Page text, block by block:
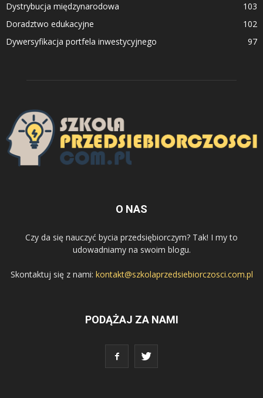
Dystrybucja międzynarodowa
103
Doradztwo edukacyjne
102
Dywersyfikacja portfela inwestycyjnego
97
O NAS
Czy da się nauczyć bycia przedsiębiorczym? Tak! I my to
udowadniamy na swoim blogu.
Skontaktuj się z nami: kontakt@szkolaprzedsiebiorczosci.com.pl
PODĄŻAJ ZA NAMI